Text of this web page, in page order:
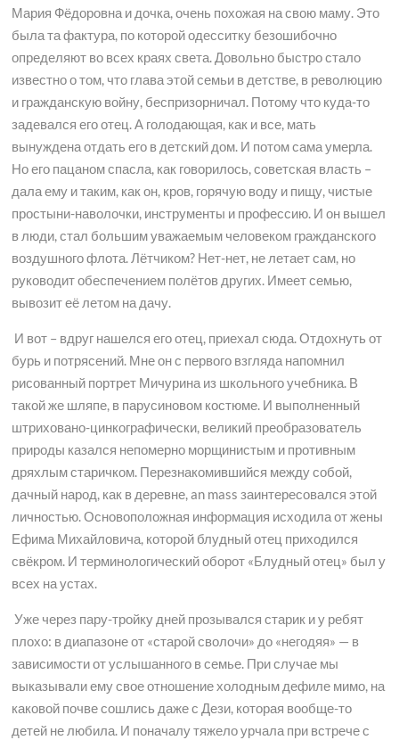
Мария Фёдоровна и дочка, очень похожая на свою маму. Это
была та фактура, по которой одесситку безошибочно
определяют во всех краях света. Довольно быстро стало
известно о том, что глава этой семьи в детстве, в революцию
и гражданскую войну, беспризорничал. Потому что куда-то
задевался его отец. А голодающая, как и все, мать
вынуждена отдать его в детский дом. И потом сама умерла.
Но его пацаном спасла, как говорилось, советская власть –
дала ему и таким, как он, кров, горячую воду и пищу, чистые
простыни-наволочки, инструменты и профессию. И он вышел
в люди, стал большим уважаемым человеком гражданского
воздушного флота. Лётчиком? Нет-нет, не летает сам, но
руководит обеспечением полётов других. Имеет семью,
вывозит её летом на дачу.
И вот – вдруг нашелся его отец, приехал сюда. Отдохнуть от
бурь и потрясений. Мне он с первого взгляда напомнил
рисованный портрет Мичурина из школьного учебника. В
такой же шляпе, в парусиновом костюме. И выполненный
штриховано-цинкографически, великий преобразователь
природы казался непомерно морщинистым и противным
дряхлым старичком. Перезнакомившийся между собой,
дачный народ, как в деревне, an mass заинтересовался этой
личностью. Основоположная информация исходила от жены
Ефима Михайловича, которой блудный отец приходился
свёкром. И терминологический оборот «Блудный отец» был у
всех на устах.
Уже через пару-тройку дней прозывался старик и у ребят
плохо: в диапазоне от «старой сволочи» до «негодяя» — в
зависимости от услышанного в семье. При случае мы
выказывали ему свое отношение холодным дефиле мимо, на
каковой почве сошлись даже с Дези, которая вообще-то
детей не любила. И поначалу тяжело урчала при встрече с